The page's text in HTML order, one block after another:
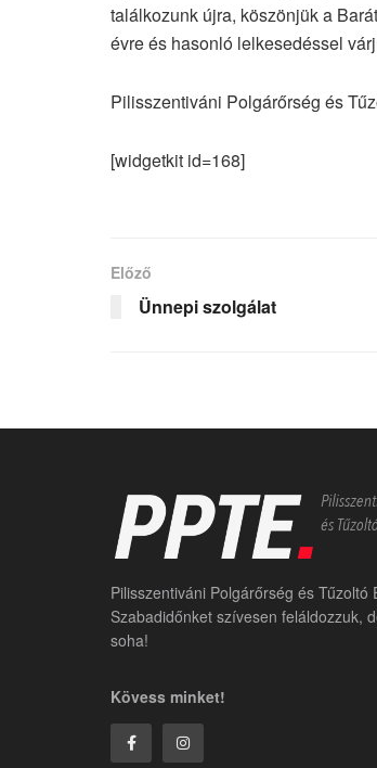
találkozunk újra, köszönjük a
évre és hasonló lelkesedéssel
Pilisszentiváni Polgárőrség és
[widgetkit id=168]
Előző
Ünnepi szolgálat
Pilisszentiváni Polgárőrség és Tűzoltó
Szabadidőnket szívesen feláldozzuk,
soha!
Kövess minket!